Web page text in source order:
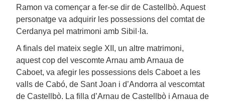
Ramon va començar a fer-se dir de Castellbò. Aquest
personatge va adquirir les possessions del comtat de
Cerdanya pel matrimoni amb Sibil·la.
A finals del mateix segle XII, un altre matrimoni,
aquest cop del vescomte Arnau amb Arnaua de
Caboet, va afegir les possessions dels Caboet a les
valls de Cabó, de Sant Joan i d’Andorra al vescomtat
de Castellbò. La filla d’Arnau de Castellbò i Arnaua de